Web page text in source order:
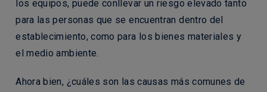
los equipos, puede conllevar un riesgo elevado tanto
para las personas que se encuentran dentro del
establecimiento, como para los bienes materiales y
el medio ambiente.
Ahora bien, ¿cuáles son las causas más comunes de